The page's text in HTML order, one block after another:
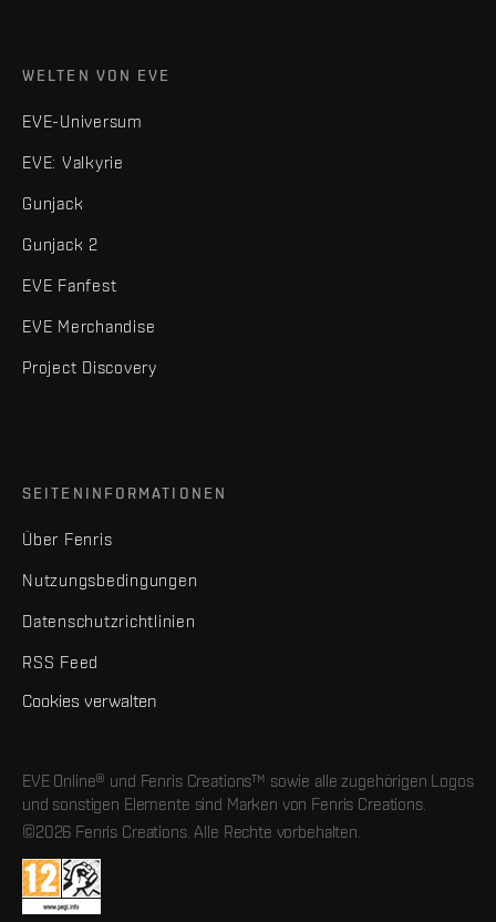
WELTEN VON EVE
EVE-Universum
EVE: Valkyrie
Gunjack
Gunjack 2
EVE Fanfest
EVE Merchandise
Project Discovery
SEITENINFORMATIONEN
Über Fenris
Nutzungsbedingungen
Datenschutzrichtlinien
RSS Feed
Cookies verwalten
EVE Online® und Fenris Creations™ sowie alle zugehörigen Logos
und sonstigen Elemente sind Marken von Fenris Creations.
©2026 Fenris Creations. Alle Rechte vorbehalten.